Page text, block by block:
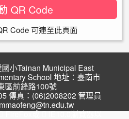
QR Code
小Tainan Municipal East
School 地址：臺南市
區前鋒路100號
傳真：(06)2008202 管理員
FireFox或 IE10.0瀏覽器以